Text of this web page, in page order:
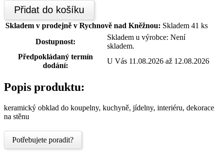
Přidat do košíku
Skladem v prodejně v Rychnově nad Kněžnou: Skladem 41 ks
Dostupnost:
Skladem u výrobce: Není
skladem.
Předpokládaný termín
dodání:
U Vás 11.08.2026 až 12.08.2026
Popis produktu:
keramický obklad do koupelny, kuchyně, jídelny, interiéru, dekorace
na stěnu
Potřebujete poradit?